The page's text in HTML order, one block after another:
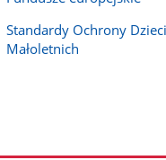
Standardy Ochrony
Małoletnich